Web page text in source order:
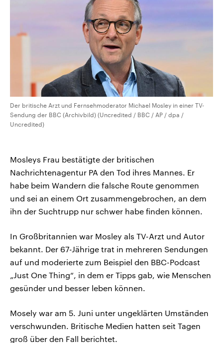
Der britische Arzt und Fernsehmoderator Michael Mosley in einer TV-
Sendung der BBC (Archivbild) (Uncredited / BBC / AP / dpa /
Uncredited)
Mosleys Frau bestätigte der britischen
Nachrichtenagentur PA den Tod ihres Mannes. Er
habe beim Wandern die falsche Route genommen
und sei an einem Ort zusammengebrochen, an dem
ihn der Suchtrupp nur schwer habe finden können.
In Großbritannien war Mosley als TV-Arzt und Autor
bekannt. Der 67-Jährige trat in mehreren Sendungen
auf und moderierte zum Beispiel den BBC-Podcast
„Just One Thing“, in dem er Tipps gab, wie Menschen
gesünder und besser leben können.
Mosely war am 5. Juni unter ungeklärten Umständen
verschwunden. Britische Medien hatten seit Tagen
groß über den Fall berichtet.